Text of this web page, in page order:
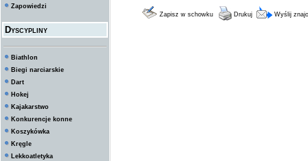
Zapowiedzi
Dyscypliny
Biathlon
Biegi narciarskie
Dart
Hokej
Kajakarstwo
Konkurencje konne
Koszykówka
Kręgle
Lekkoatletyka
Zapisz w schowku Drukuj Wyślij